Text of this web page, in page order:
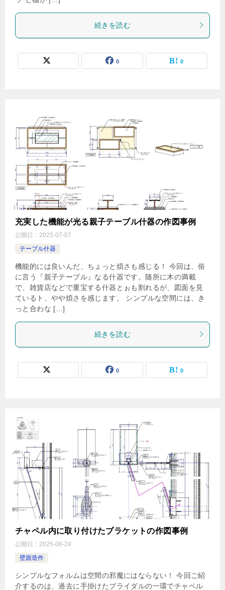
続きを読む
0 0
充実した機能が光る親子テーブル什器の作図事例
公開日： 2025-07-07
テーブル什器
機能的には良いんだ、ちょっと煩さも感じる！ 今回は、俗
に言う『親子テーブル』なる什器です。随所に木の満載
で、雑貨店などで重宝する什器とぉも割れるが、図面を見
ているト、やや煩さを感じます。 シンプルな空間には、き
っと合わな […]
続きを読む
0 0
チャペル内に取り付けたブラケットの作図事例
公開日： 2025-06-24
壁面造作
シンプルなフォルムは空間の邪魔にはならない！ 今回ご紹
介するのは、過去に手掛けたブライダルの一環でチャペル